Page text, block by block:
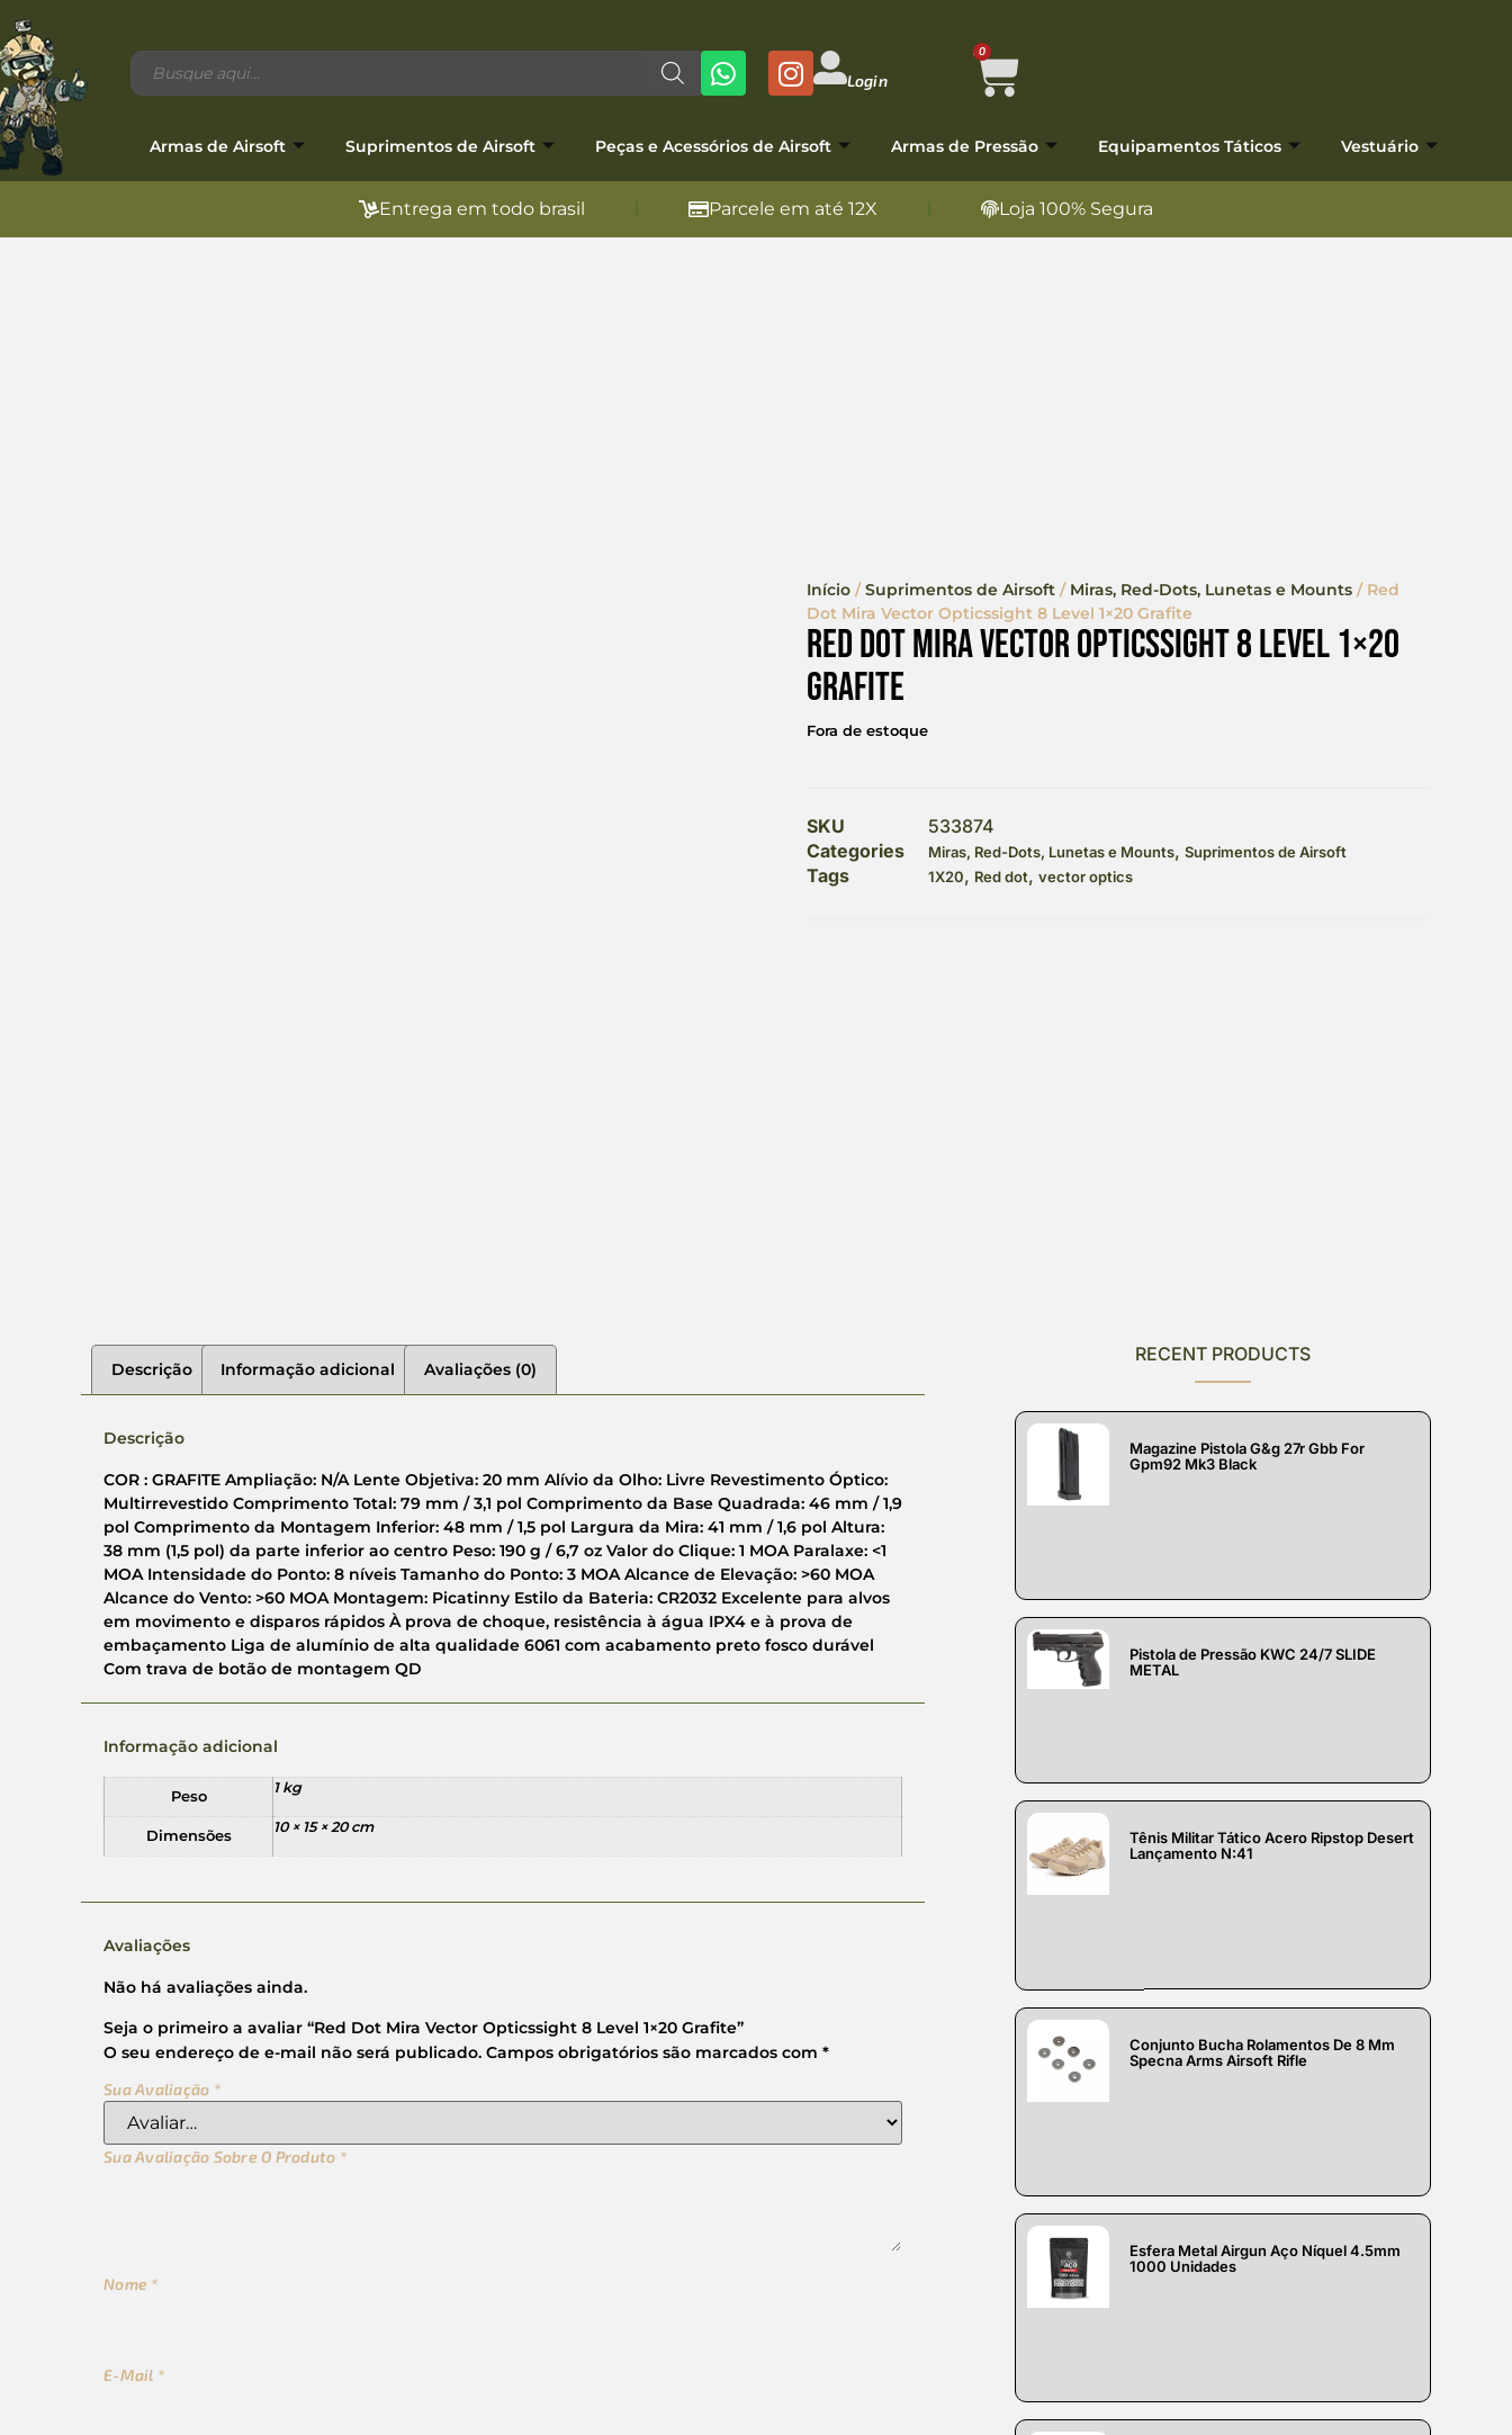
Login
0
Armas de Airsoft Suprimentos de Airsoft Peças e Acessórios de Airsoft Armas de Pressão Equipamentos Táticos Vestuário
Entrega em todo brasil Parcele em até 12X Loja 100% Segura
Início/Suprimentos de Airsoft/ Miras, Red-Dots, Lunetas e Mounts/ Red
Dot Mira Vector Opticssight 8 Level 1×20 Grafite
Red Dot Mira Vector Opticssight 8 Level 1×20
Grafite
Fora de estoque
SKU
533874
Categories
Miras, Red-Dots, Lunetas e Mounts, Suprimentos de Airsoft
Tags 1X20, Red dot, vector optics
Descrição Informação adicional Avaliações (0)
Descrição
COR : GRAFITE Ampliação: N/A Lente Objetiva: 20 mm Alívio da Olho: Livre Revestimento Óptico:
Multirrevestido Comprimento Total: 79 mm / 3,1 pol Comprimento da Base Quadrada: 46 mm / 1,9
pol Comprimento da Montagem Inferior: 48 mm / 1,5 pol Largura da Mira: 41 mm / 1,6 pol Altura:
38 mm (1,5 pol) da parte inferior ao centro Peso: 190 g / 6,7 oz Valor do Clique: 1 MOA Paralaxe: <1
MOA Intensidade do Ponto: 8 níveis Tamanho do Ponto: 3 MOA Alcance de Elevação: >60 MOA
Alcance do Vento: >60 MOA Montagem: Picatinny Estilo da Bateria: CR2032 Excelente para alvos
em movimento e disparos rápidos À prova de choque, resistência à água IPX4 e à prova de
embaçamento Liga de alumínio de alta qualidade 6061 com acabamento preto fosco durável
Com trava de botão de montagem QD
Informação adicional
Peso
1 kg
Dimensões
10 × 15 × 20 cm
Avaliações
Não há avaliações ainda.
Seja o primeiro a avaliar “Red Dot Mira Vector Opticssight 8 Level 1×20 Grafite”
O seu endereço de e-mail não será publicado. Campos obrigatórios são marcados com *
Sua Avaliação *
Sua Avaliação Sobre O Produto *
Nome *
E-Mail *
RECENT PRODUCTS
Magazine Pistola G&g 27r Gbb For
Gpm92 Mk3 Black
Pistola de Pressão KWC 24/7 SLIDE
METAL
Tênis Militar Tático Acero Ripstop Desert
Lançamento N:41
Conjunto Bucha Rolamentos De 8 Mm
Specna Arms Airsoft Rifle
Esfera Metal Airgun Aço Níquel 4.5mm
1000 Unidades